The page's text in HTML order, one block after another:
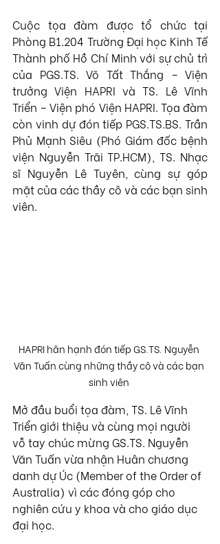
Cuộc tọa đàm được tổ chức tại
Phòng B1.204 Trường Đại học Kinh Tế
Thành phố Hồ Chí Minh với sự chủ trì
của PGS.TS. Võ Tất Thắng – Viện
trưởng Viện HAPRI và TS. Lê Vĩnh
Triển – Viện phó Viện HAPRI. Tọa đàm
còn vinh dự đón tiếp PGS.TS.BS. Trần
Phủ Mạnh Siêu (Phó Giám đốc bệnh
viện Nguyễn Trãi TP.HCM), TS. Nhạc
sĩ Nguyễn Lê Tuyên, cùng sự góp
mặt của các thầy cô và các bạn sinh
viên.
HAPRI hân hạnh đón tiếp GS.TS. Nguyễn
Văn Tuấn cùng những thầy cô và các bạn
sinh viên
Mở đầu buổi tọa đàm, TS. Lê Vĩnh
Triển giới thiệu và cùng mọi người
vỗ tay chúc mừng GS.TS. Nguyễn
Văn Tuấn vừa nhận Huân chương
danh dự Úc (Member of the Order of
Australia) vì các đóng góp cho
nghiên cứu y khoa và cho giáo dục
đại học.